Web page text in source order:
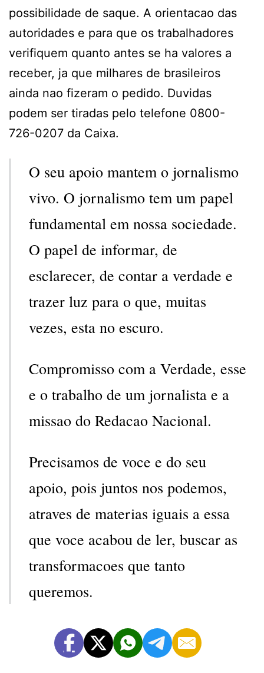
possibilidade de saque. A orientacao das
autoridades e para que os trabalhadores
verifiquem quanto antes se ha valores a
receber, ja que milhares de brasileiros
ainda nao fizeram o pedido. Duvidas
podem ser tiradas pelo telefone 0800-
726-0207 da Caixa.
O seu apoio mantem o jornalismo
vivo. O jornalismo tem um papel
fundamental em nossa sociedade.
O papel de informar, de
esclarecer, de contar a verdade e
trazer luz para o que, muitas
vezes, esta no escuro.
Compromisso com a Verdade, esse
e o trabalho de um jornalista e a
missao do Redacao Nacional.
Precisamos de voce e do seu
apoio, pois juntos nos podemos,
atraves de materias iguais a essa
que voce acabou de ler, buscar as
transformacoes que tanto
queremos.